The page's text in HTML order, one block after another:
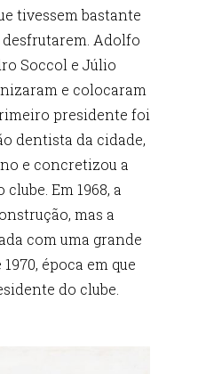
tivessem bastante
Adolfo
Soccol e Júlio
e colocaram
presidente foi
dentista da cidade,
e concretizou a
Em 1968, a
mas a
com uma grande
época em que
do clube.